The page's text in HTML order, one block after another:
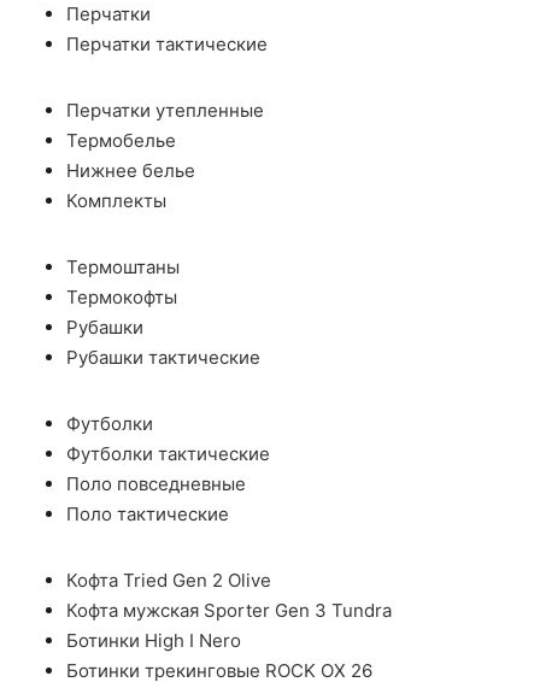
Перчатки
Перчатки тактические
Перчатки утепленные
Термобелье
Нижнее белье
Комплекты
Термоштаны
Термокофты
Рубашки
Рубашки тактические
Футболки
Футболки тактические
Поло повседневные
Поло тактические
Кофта Tried Gen 2 Olive
Кофта мужская Sporter Gen 3 Tundra
Ботинки High I Nero
Ботинки трекинговые ROCK OX 26